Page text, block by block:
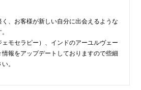
、お客様が新しい自分に出会えるような
モセラピー）、インドのアーユルヴェー
報をアップデートしておりますので些細
。